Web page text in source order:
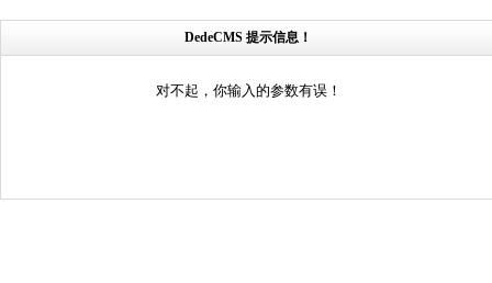
DedeCMS 提示信息！
对不起，你输入的参数有误！